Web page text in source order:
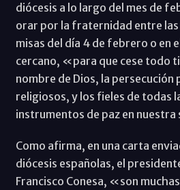
diócesis a lo largo del mes de
orar por la fraternidad entre las
misas del día 4 de febrero o en
cercano, «para que cese todo
nombre de Dios, la persecución
religiosos, y los fieles de todas
instrumentos de paz en
Como afirma, en una carta
diócesis españolas, el
Francisco Conesa, «son